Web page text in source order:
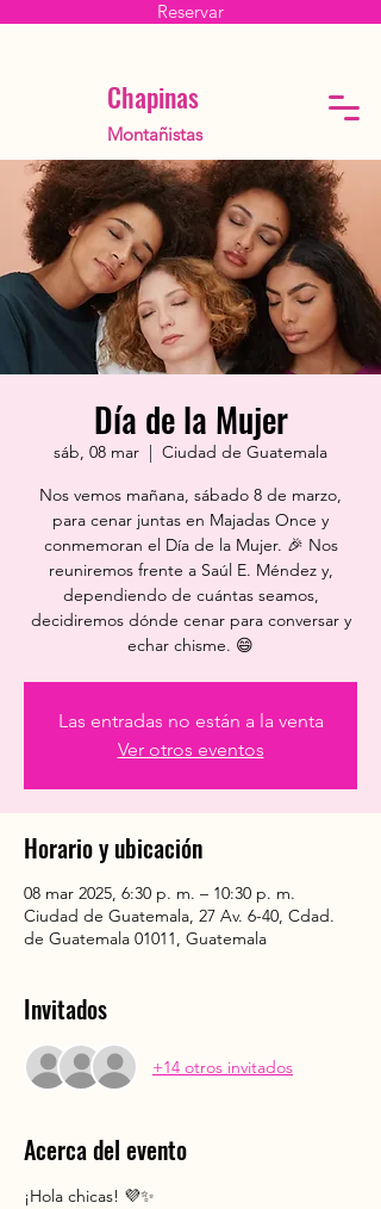
Reservar
Chapinas
Montañistas
Día de la Mujer
sáb, 08 mar
  |
Ciudad de Guatemala
Nos vemos mañana, sábado 8 de marzo,
para cenar juntas en Majadas Once y
conmemoran el Día de la Mujer. 🎉 Nos
reuniremos frente a Saúl E. Méndez y,
dependiendo de cuántas seamos,
decidiremos dónde cenar para conversar y
echar chisme. 😄
Las entradas no están a la venta
Ver otros eventos
Horario y ubicación
08 mar 2025, 6:30 p. m. – 10:30 p. m.
Ciudad de Guatemala, 27 Av. 6-40, Cdad.
de Guatemala 01011, Guatemala
Invitados
+14 otros invitados
Acerca del evento
¡Hola chicas! 💜✨